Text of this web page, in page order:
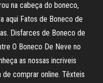
na cabeça do boneco,
aqui Fatos de Boneco de
Disfarces de Boneco de
O Boneco De Neve no
as nossas incriveis
comprar online. Têxteis